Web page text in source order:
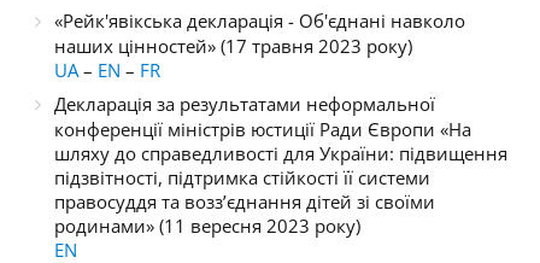
«Рейк'явікська декларація - Об'єднані навколо
наших цінностей» (17 травня 2023 року)
UA– EN – FR
Декларація за результатами неформальної
конференції міністрів юстиції Ради Європи «На
шляху до справедливості для України: підвищення
підзвітності, підтримка стійкості її системи
правосуддя та возз’єднання дітей зі своїми
родинами» (11 вересня 2023 року)
EN